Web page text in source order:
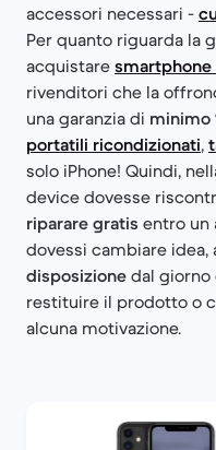
accessori necessari -
Per quanto riguarda la
acquistare
rivenditori che la
una garanzia di minimo
portatili ricondizionati,
solo iPhone! Quindi,
device dovesse
riparare gratis entro un
dovessi cambiare idea,
disposizione dal giorno
restituire il prodotto o
alcuna motivazione.